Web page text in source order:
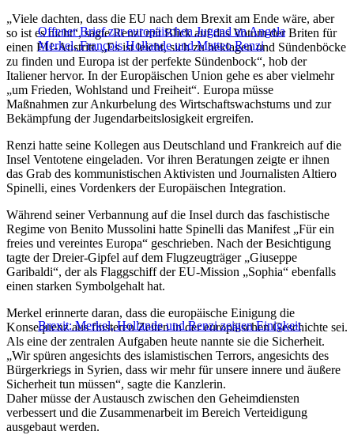
Offener Brief zur europäischen Jugend an Angela
Merkel, François Hollande und Matteo Renzi
„Viele dachten, dass die EU nach dem Brexit am Ende wäre, aber
so ist es nicht“, sagte Renzi mit Blick auf das Votum der Briten für
einen EU-Austritt. „Es ist leicht, sich zu beklagen und Sündenböcke
zu finden und Europa ist der perfekte Sündenbock“, hob der
Italiener hervor. In der Europäischen Union gehe es aber vielmehr
„um Frieden, Wohlstand und Freiheit“. Europa müsse
Maßnahmen zur Ankurbelung des Wirtschaftswachstums und zur
Bekämpfung der Jugendarbeitslosigkeit ergreifen.
Renzi hatte seine Kollegen aus Deutschland und Frankreich auf die
Insel Ventotene eingeladen. Vor ihren Beratungen zeigte er ihnen
das Grab des kommunistischen Aktivisten und Journalisten Altiero
Spinelli, eines Vordenkers der Europäischen Integration.
Während seiner Verbannung auf die Insel durch das faschistische
Regime von Benito Mussolini hatte Spinelli das Manifest „Für ein
freies und vereintes Europa“ geschrieben. Nach der Besichtigung
tagte der Dreier-Gipfel auf dem Flugzeugträger „Giuseppe
Garibaldi“, der als Flaggschiff der EU-Mission „Sophia“ ebenfalls
einen starken Symbolgehalt hat.
Brexit: Merkel, Hollande und Renzi zeigen Einigkeit
Merkel erinnerte daran, dass die europäische Einigung die
Konsequenz aus finsteren Zeiten in der europäischen Geschichte sei.
Als eine der zentralen Aufgaben heute nannte sie die Sicherheit.
„Wir spüren angesichts des islamistischen Terrors, angesichts des
Bürgerkriegs in Syrien, dass wir mehr für unsere innere und äußere
Sicherheit tun müssen“, sagte die Kanzlerin.
Daher müsse der Austausch zwischen den Geheimdiensten
verbessert und die Zusammenarbeit im Bereich Verteidigung
ausgebaut werden.